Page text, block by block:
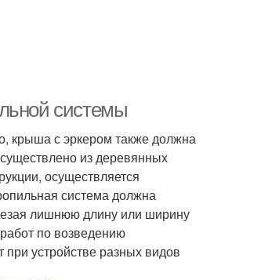
системы
крыша с эркером также должна
из деревянных
осуществляется
система должна
лишнюю длину или ширину
по возведению
устройстве разных видов